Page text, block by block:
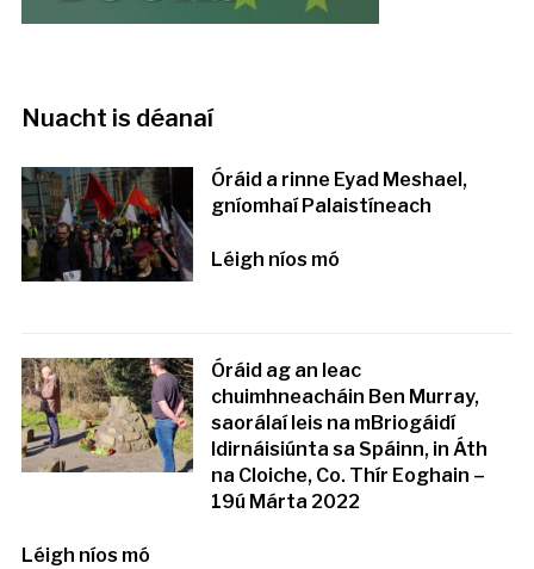
Nuacht is déanaí
Óráid a rinne Eyad Meshael,
gníomhaí Palaistíneach
Léigh níos mó
Óráid ag an leac
chuimhneacháin Ben Murray,
saorálaí leis na mBriogáidí
Idirnáisiúnta sa Spáinn, in Áth
na Cloiche, Co. Thír Eoghain –
19ú Márta 2022
Léigh níos mó